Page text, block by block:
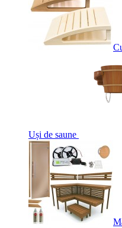
Uși de saune